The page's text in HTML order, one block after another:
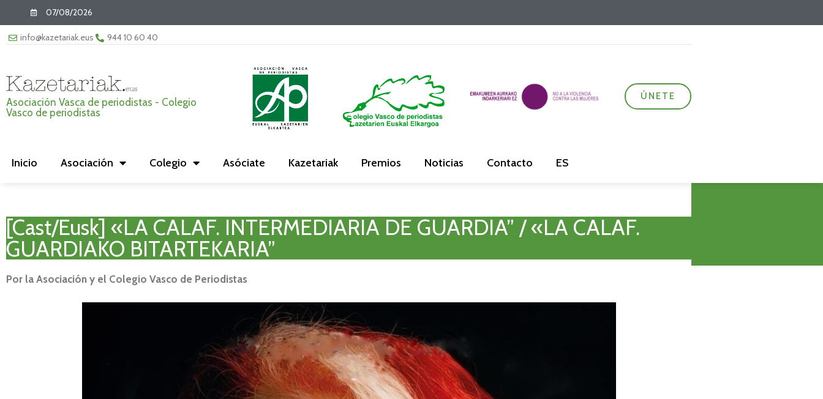
07/08/2026
info@kazetariak.eus 944 10 60 40
Asociación Vasca de periodistas - Colegio
Vasco de periodistas
ÚNETE
Inicio Asociación Colegio Asóciate Kazetariak Premios Noticias Contacto ES
[Cast/Eusk] «LA CALAF. INTERMEDIARIA DE GUARDIA” / «LA CALAF.
GUARDIAKO BITARTEKARIA”
Por la Asociación y el Colegio Vasco de Periodistas